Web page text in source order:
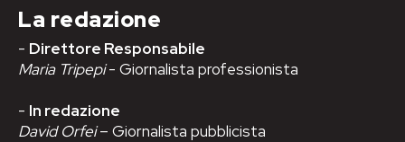
La redazione
- Direttore Responsabile
Maria Tripepi- Giornalista professionista
- In redazione
David Orfei– Giornalista pubblicista